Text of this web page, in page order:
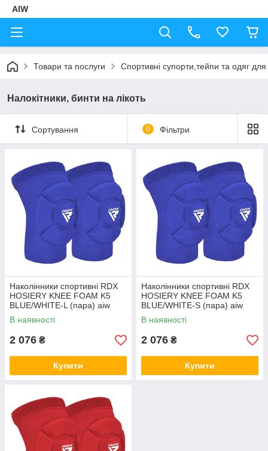
AIW
Товари та послуги Спортивні супорти,тейпи та одяг
Налокітники, бинти на лікоть
Сортування 0 Фільтри
Наколінники спортивні RDX
HOSIERY KNEE FOAM K5
BLUE/WHITE-L (пара) aiw
Оригинал 4264
В наявності
2 076 ₴
Купити
Наколінники спортивні RDX
HOSIERY KNEE FOAM K5
BLUE/WHITE-S (пара) aiw
Оригинал 4279
В наявності
2 076 ₴
Купити